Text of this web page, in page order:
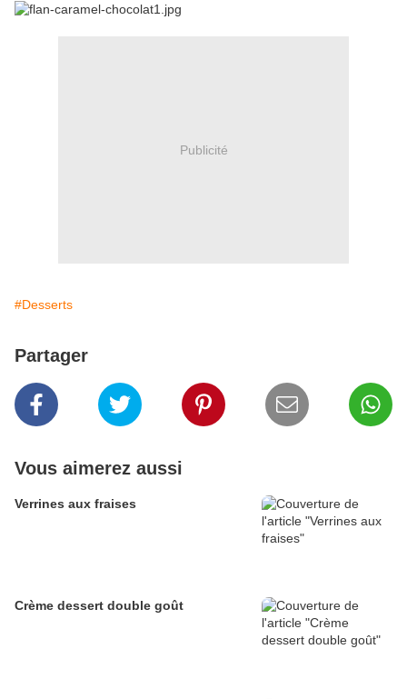
Publicité
#Desserts
Partager
Vous aimerez aussi
Verrines aux fraises
Crème dessert double goût